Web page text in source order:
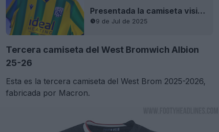
Presentada la camiseta visitante del West Bromwich Albion 25-26
9 de Jul de 2025
Tercera camiseta del West Bromwich Albion
25-26
Esta es la tercera camiseta del West Brom 2025-2026,
fabricada por Macron.